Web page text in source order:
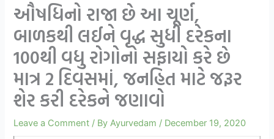
ઔષધિનો રાજા છે આ ચૂર્ણ,
બાળકથી લઈને વૃદ્ધ સુધી દરેકના
100થી વધુ રોગોનો સફાયો કરે છે
માત્ર 2 દિવસમાં, જનહિત માટે જરૂર
શેર કરી દરેકને જણાવો
Leave a Comment / ByAyurvedam / December 19, 2020